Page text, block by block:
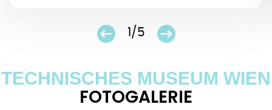
1/5
TECHNISCHES MUSEUM WIEN
FOTOGALERIE